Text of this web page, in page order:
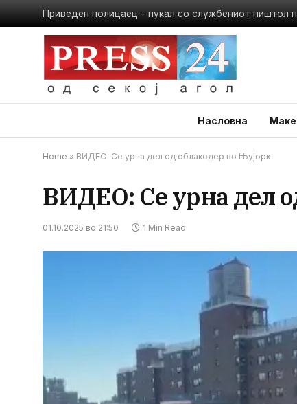
Приведен полицаец – пукал со службениот пиштол
Насловна
Home » ВИДЕО: Се урна дел од облакодер во Њујорк
ВИДЕО: Се урна дел
01.10.2025 во 21:50 1 Min Read